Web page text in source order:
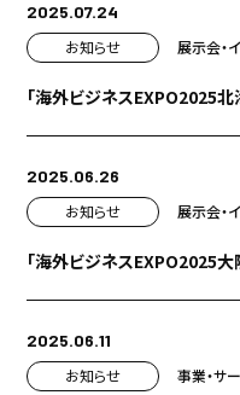
2025.07.24
お知らせ
展示会・
「海外ビジネスEXPO2025北
2025.06.26
お知らせ
展示会・
「海外ビジネスEXPO2025大
2025.06.11
お知らせ
事業・サ